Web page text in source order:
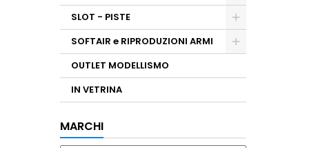
SLOT - PISTE
SOFTAIR e RIPRODUZIONI ARMI
OUTLET MODELLISMO
IN VETRINA
MARCHI